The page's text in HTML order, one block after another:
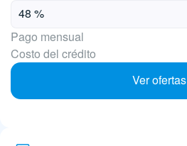
Pago mensual
Costo del crédito
Ver ofertas